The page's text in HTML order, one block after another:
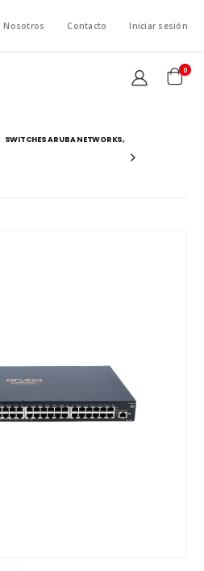
Nosotros Contacto Iniciar sesión
0
SWITCHES ARUBA NETWORKS,